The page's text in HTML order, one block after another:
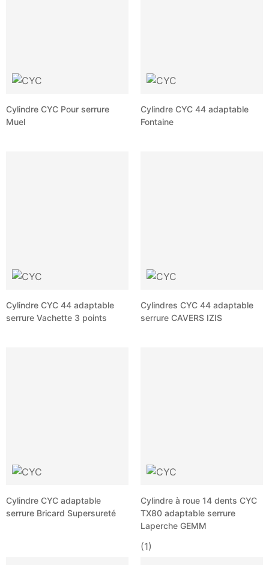
Cylindre CYC Pour serrure
Muel
Cylindre CYC 44 adaptable
Fontaine
Cylindre CYC 44 adaptable
serrure Vachette 3 points
Cylindres CYC 44 adaptable
serrure CAVERS IZIS
Cylindre CYC adaptable
serrure Bricard Supersureté
Cylindre à roue 14 dents CYC
TX80 adaptable serrure
Laperche GEMM
(1)